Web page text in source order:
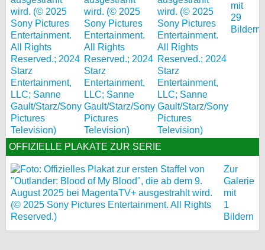
mit
29
Bildern
OFFIZIELLE PLAKATE ZUR SERIE
Zur
Galerie
mit
1
Bildern